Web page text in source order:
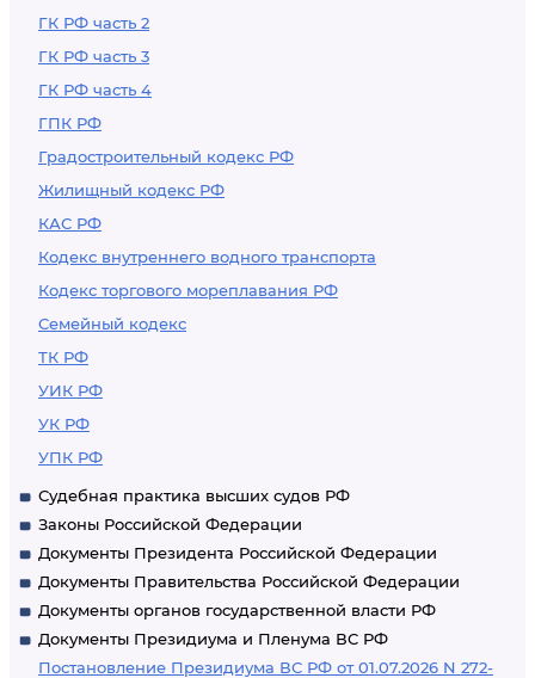
ГК РФ часть 2
ГК РФ часть 3
ГК РФ часть 4
ГПК РФ
Градостроительный кодекс РФ
Жилищный кодекс РФ
КАС РФ
Кодекс внутреннего водного транспорта
Кодекс торгового мореплавания РФ
Семейный кодекс
ТК РФ
УИК РФ
УК РФ
УПК РФ
Судебная практика высших судов РФ
Законы Российской Федерации
Документы Президента Российской Федерации
Документы Правительства Российской Федерации
Документы органов государственной власти РФ
Документы Президиума и Пленума ВС РФ
Постановление Президиума ВС РФ от 01.07.2026 N 272-